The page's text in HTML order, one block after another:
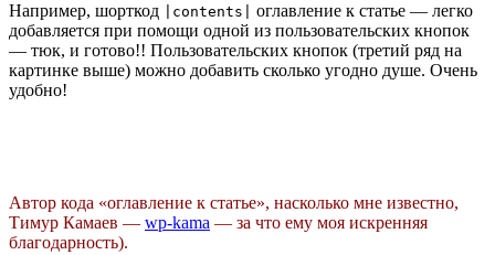
Например, шорткод |contents|
оглавление к статье — легко
добавляется при помощи одной из пользовательских кнопок
— тюк, и готово!! Пользовательских кнопок (третий ряд на
картинке выше) можно добавить сколько угодно душе. Очень
удобно!
Автор кода «оглавление к статье», насколько мне известно,
Тимур Камаев — wp-kama — за что ему моя искренняя
благодарность).